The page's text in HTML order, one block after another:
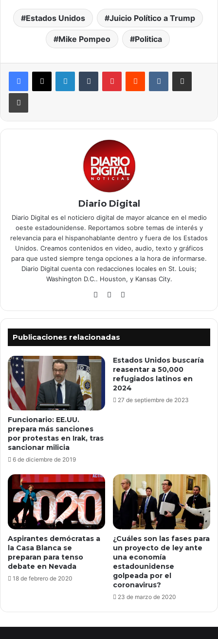
Estados Unidos Juicio Político a Trump
Mike Pompeo Politica
LinkedInTumblr PinterestReddit VKontakteCompartir por correo
Imprimir
Diario Digital
Diario Digital es el noticiero digital de mayor alcance en el medio
oeste estadounidense. Reportamos sobre temas de interés y
relevancia para el hispanohablante dentro y fuera de los Estados
Unidos. Creamos contenidos en video, audio, texto y gráficos
para que usted siempre tenga opciones a la hora de informarse.
Diario Digital cuenta con redacciones locales en St. Louis;
Washington D.C.. Houston, y Kansas City.
Facebook
X
Publicaciones relacionadas
Funcionario: EE.UU.
prepara más sanciones
por protestas en Irak, tras
sancionar milicia
6 de diciembre de 2019
Estados Unidos buscaría
reasentar a 50,000
refugiados latinos en
2024
27 de septiembre de 2023
Aspirantes demócratas a
la Casa Blanca se
preparan para tenso
debate en Nevada
18 de febrero de 2020
¿Cuáles son las fases para
un proyecto de ley ante
una economía
estadounidense
golpeada por el
coronavirus?
23 de marzo de 2020